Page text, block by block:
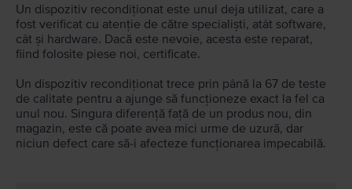
Un dispozitiv recondiționat este unul deja utilizat, care a
fost verificat cu atenție de către specialiști, atât software,
cât și hardware. Dacă este nevoie, acesta este reparat,
fiind folosite piese noi, certificate.
Un dispozitiv recondiționat trece prin până la 67 de teste
de calitate pentru a ajunge să funcționeze exact la fel ca
unul nou. Singura diferență față de un produs nou, din
magazin, este că poate avea mici urme de uzură, dar
niciun defect care să-i afecteze funcționarea impecabilă.